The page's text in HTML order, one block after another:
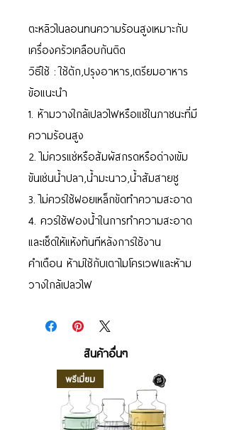
ตะหลิวไนลอนทนความร้อนสูงเหมาะกับ
เครื่องครัวเคลือบกันติด
วิธีใช้ : ใช้ตัก,ปรุงอาหาร,เตรียมอาหาร
ข้อแนะนำ
1. ห้ามวางใกล้เปลวไฟหรือแช่ในภาชนะที่มี
ความร้อนสูง
2. ไม่ควรแช่หรือสัมผัสกรดหรือด่างเข้ม
ข้นเช่นน้ำปลา,น้ำมะนาว,น้ำส้มสายชู
3. ไม่ควรใช้ฝอยเหล็กขัดทำความสะอาด
4. ควรใช้ฟองน้ำในการทำความสะอาด
และเช็ดให้แห้งทันทีหลังการใช้งาน
คำเตือน ห้ามใช้กับเตาไมโครเวฟและห้าม
วางใกล้เปลวไฟ
สินค้าอื่นๆ
พรีเมี่ยม